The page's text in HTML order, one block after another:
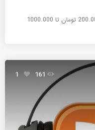
تعرفه قیمت ها سال 98 1- تیزر دقیقه ای از 200.000 تومان تا 1000.000